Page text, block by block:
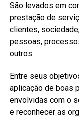
São levados em
prestação de
clientes,
pessoas,
outros.
Entre seus
aplicação de boas
envolvidas com o
e reconhecer as